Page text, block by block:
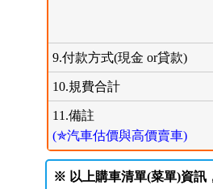
9.付款方式(現金 or貸款)
10.規費合計
11.備註
(✯汽車估價與高價賣車)
※ 以上購車清單(菜單)資訊